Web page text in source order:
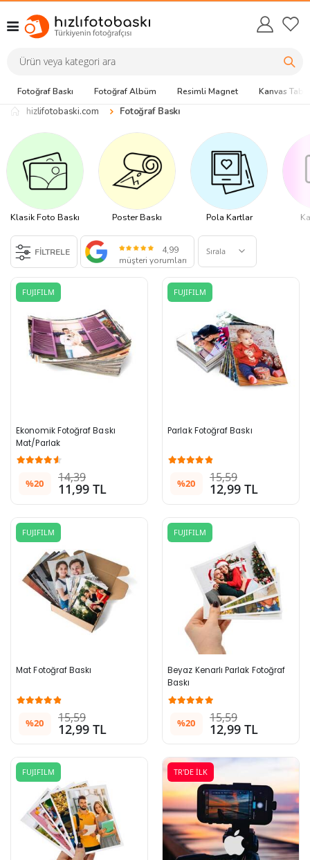
Fotoğraf Baskı Fotoğraf Albüm Resimli Magnet Kanvas
hizlifotobaski.com Fotoğraf Baskı
Klasik Foto Baskı Poster Baskı Pola Kartlar
FİLTRELE
4,99
müşteri yorumları
FUJIFILM
Ekonomik Fotoğraf Baskı
Mat/Parlak
%20 14,39
11,99 TL
FUJIFILM
Parlak Fotoğraf Baskı
%20 15,59
12,99 TL
FUJIFILM
Mat Fotoğraf Baskı
%20 15,59
12,99 TL
FUJIFILM
Beyaz Kenarlı Parlak Fotoğraf
Baskı
%20 15,59
12,99 TL
FUJIFILM TR'DE İLK